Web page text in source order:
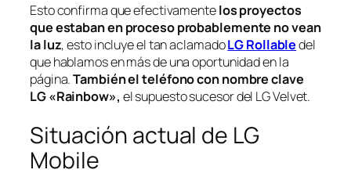
Esto confirma que efectivamentelos proyectos
que estaban en proceso probablemente no vean
la luz, esto incluye el tan aclamadoLG Rollabledel
que hablamos en más de una oportunidad en la
página.También el teléfono con nombre clave
LG «Rainbow», el supuesto sucesor del LG Velvet.
Situación actual de LG
Mobile